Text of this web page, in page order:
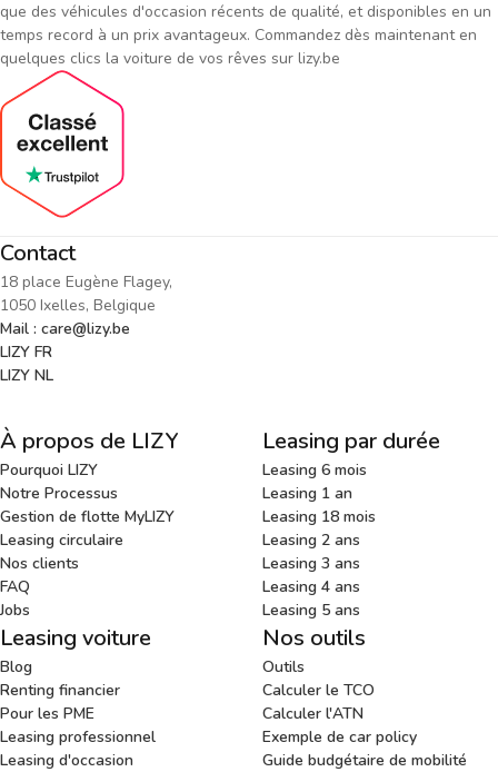
que des véhicules d'occasion récents de qualité, et disponibles en un
temps record à un prix avantageux. Commandez dès maintenant en
quelques clics la voiture de vos rêves sur lizy.be
Contact
18 place Eugène Flagey,
1050 Ixelles, Belgique
Mail : care@lizy.be
LIZY FR
LIZY NL
À propos de LIZY
Pourquoi LIZY
Notre Processus
Gestion de flotte MyLIZY
Leasing circulaire
Nos clients
FAQ
Jobs
Leasing par durée
Leasing 6 mois
Leasing 1 an
Leasing 18 mois
Leasing 2 ans
Leasing 3 ans
Leasing 4 ans
Leasing 5 ans
Leasing voiture
Blog
Renting financier
Pour les PME
Leasing professionnel
Leasing d'occasion
Nos outils
Outils
Calculer le TCO
Calculer l'ATN
Exemple de car policy
Guide budgétaire de mobilité